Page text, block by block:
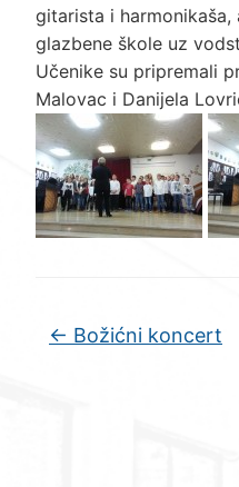
gitarista i
glazbene škole uz
Učenike su pripremali
Malovac i Danijela
← Božićni koncert